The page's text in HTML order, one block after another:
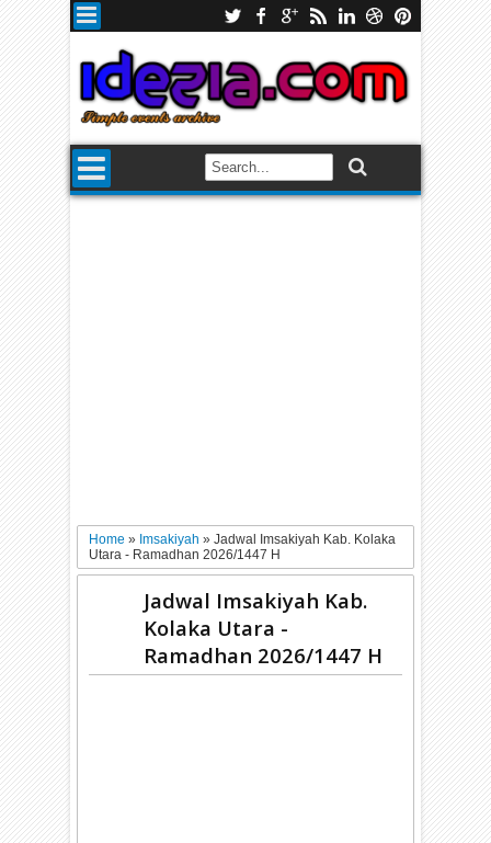
Home» Imsakiyah»Jadwal Imsakiyah Kab. Kolaka
Utara - Ramadhan 2026/1447 H
Jadwal Imsakiyah Kab.
Kolaka Utara -
Ramadhan 2026/1447 H